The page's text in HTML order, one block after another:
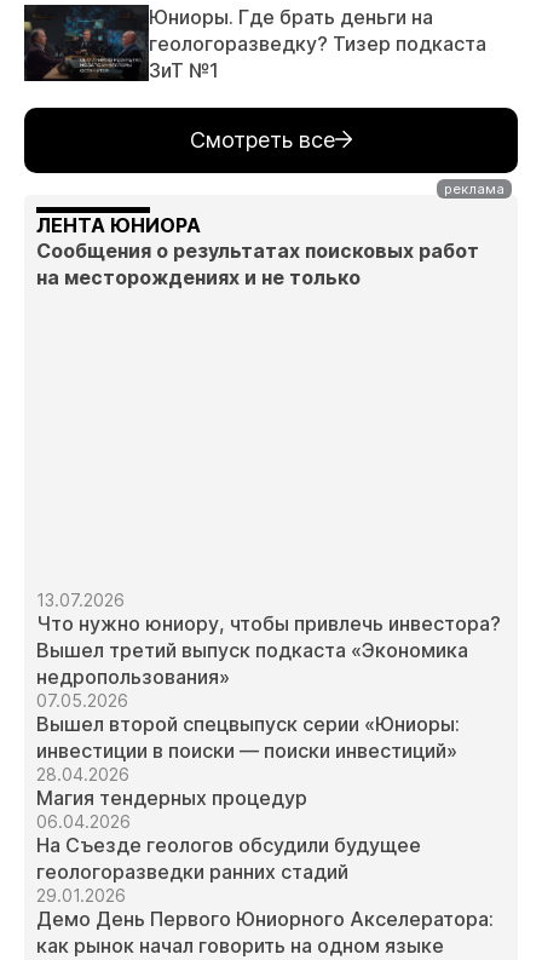
Юниоры. Где брать деньги на
геологоразведку? Тизер подкаста
ЗиТ №1
Смотреть все
ЛЕНТА ЮНИОРА
Сообщения о результатах поисковых работ
на месторождениях и не только
13.07.2026
Что нужно юниору, чтобы привлечь инвестора?
Вышел третий выпуск подкаста «Экономика
недропользования»
07.05.2026
Вышел второй спецвыпуск серии «Юниоры:
инвестиции в поиски — поиски инвестиций»
28.04.2026
Магия тендерных процедур
06.04.2026
На Съезде геологов обсудили будущее
геологоразведки ранних стадий
29.01.2026
Демо День Первого Юниорного Акселератора:
как рынок начал говорить на одном языке